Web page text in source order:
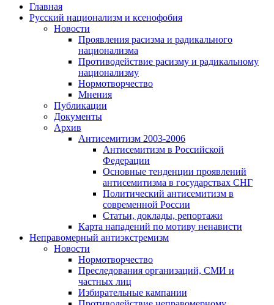
Главная
Русский национализм и ксенофобия
Новости
Проявления расизма и радикального
национализма
Противодействие расизму и радикальному
национализму
Нормотворчество
Мнения
Публикации
Документы
Архив
Антисемитизм 2003-2006
Антисемитизм в Российской
Федерации
Основные тенденции проявлений
антисемитизма в государствах СНГ
Политический антисемитизм в
современной России
Статьи, доклады, репортажи
Карта нападений по мотиву ненависти
Неправомерный антиэкстремизм
Новости
Нормотворчество
Преследования организаций, СМИ и
частных лиц
Избирательные кампании